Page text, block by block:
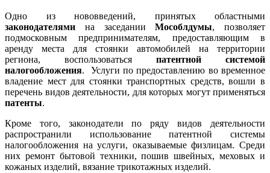
Одно из нововведений, принятых областными
законодателями на заседанииМособлдумы, позволяет
подмосковным предпринимателям, предоставляющим в
аренду места для стоянки автомобилей на территории
региона, воспользоваться патентной системой
налогообложения. Услуги по предоставлению во временное
владение мест для стоянки транспортных средств, вошли в
перечень видов деятельности, для которых могут применяться
патенты.
Кроме того, законодатели по ряду видов деятельности
распространили использование патентной системы
налогообложения на услуги, оказываемые физлицам. Среди
них ремонт бытовой техники, пошив швейных, меховых и
кожаных изделий, вязание трикотажных изделий.